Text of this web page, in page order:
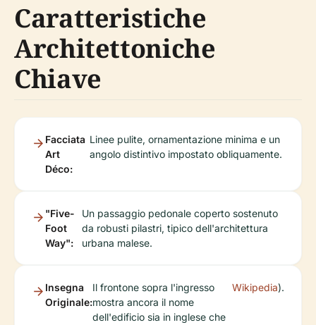
Caratteristiche
Architettoniche
Chiave
Facciata
Art
Déco:
Linee pulite, ornamentazione minima e un
angolo distintivo impostato obliquamente.
"Five-
Foot
Way":
Un passaggio pedonale coperto sostenuto
da robusti pilastri, tipico dell'architettura
urbana malese.
Insegna
Originale:
Il frontone sopra l'ingresso
mostra ancora il nome
dell'edificio sia in inglese che
Wikipedia).